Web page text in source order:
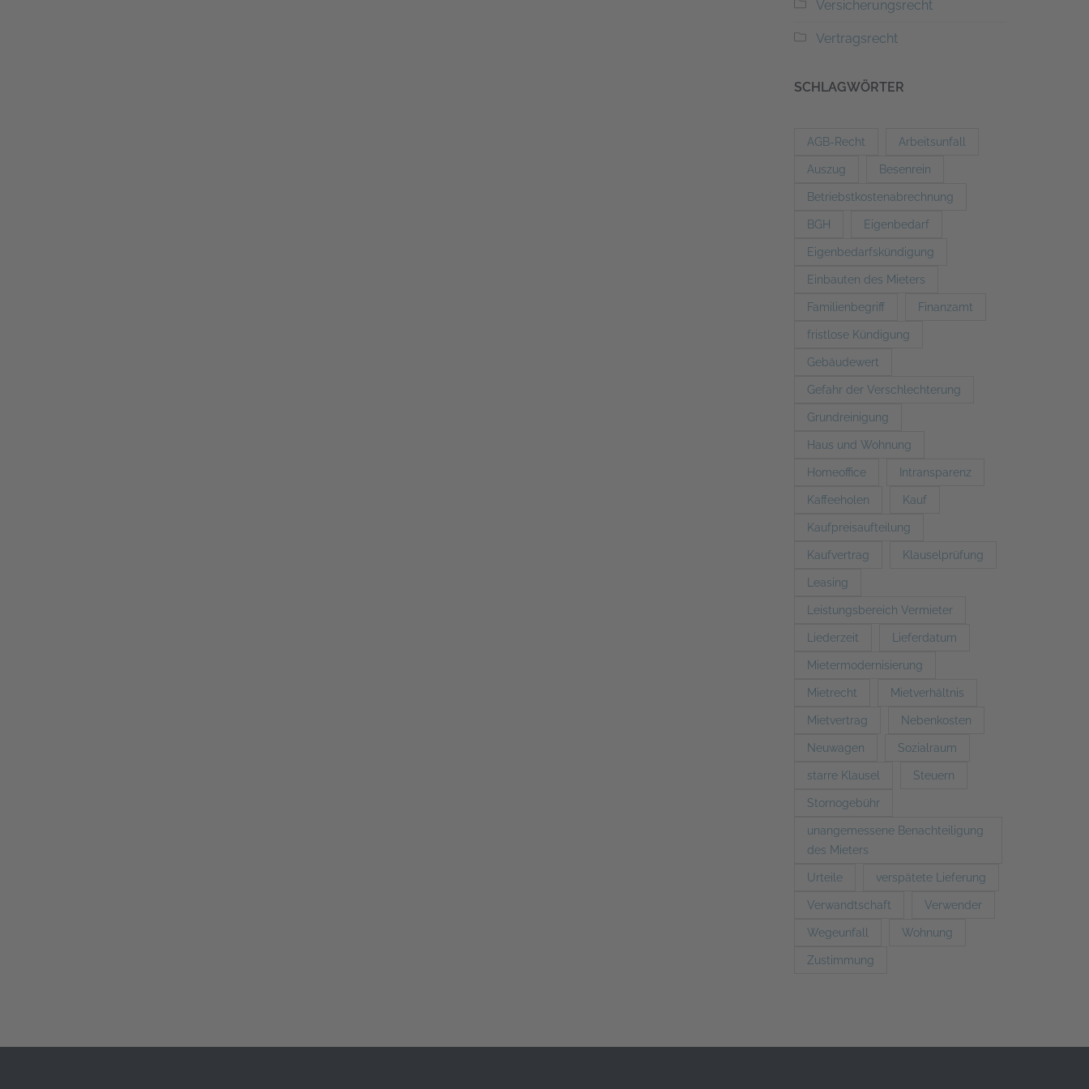
Versicherungsrecht
Vertragsrecht
SCHLAGWÖRTER
AGB-Recht Arbeitsunfall
Auszug Besenrein
Betriebstkostenabrechnung
BGH Eigenbedarf
Eigenbedarfskündigung
Einbauten des Mieters
Familienbegriff Finanzamt
fristlose Kündigung
Gebäudewert
Gefahr der Verschlechterung
Grundreinigung
Haus und Wohnung
Homeoffice Intransparenz
Kaffeeholen Kauf
Kaufpreisaufteilung
Kaufvertrag Klauselprüfung
Leasing
Leistungsbereich Vermieter
Liederzeit Lieferdatum
Mietermodernisierung
Mietrecht Mietverhältnis
Mietvertrag Nebenkosten
Neuwagen Sozialraum
starre Klausel Steuern
Stornogebühr
unangemessene Benachteiligung
des Mieters
Urteile verspätete Lieferung
Verwandtschaft Verwender
Wegeunfall Wohnung
Zustimmung